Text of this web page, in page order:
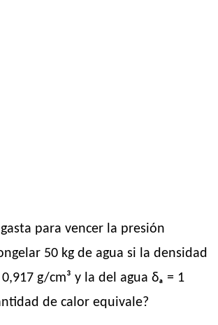
para vencer la presión
50 kg de agua si la densidad
g/cm³ y la del agua δₐ = 1
de calor equivale?